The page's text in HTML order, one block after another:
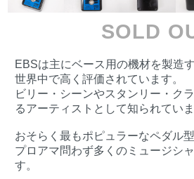
SOLD
EBSは主にベース用の機材を製造
世界中で高く評価されています。
ビリー・シーンやスタンリー・ク
るアーティストとして知られていま
おそらく最もポピュラーなペダル
プロアマ問わず多くのミュージシ
す。